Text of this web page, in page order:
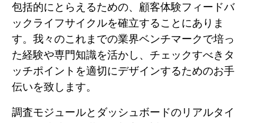
包括的にとらえるための、顧客体験フィードバ
ックライフサイクルを確立することにありま
す。我々のこれまでの業界ベンチマークで培っ
た経験や専門知識を活かし、チェックすべきタ
ッチポイントを適切にデザインするためのお手
伝いを致します。
調査モジュールとダッシュボードのリアルタイ